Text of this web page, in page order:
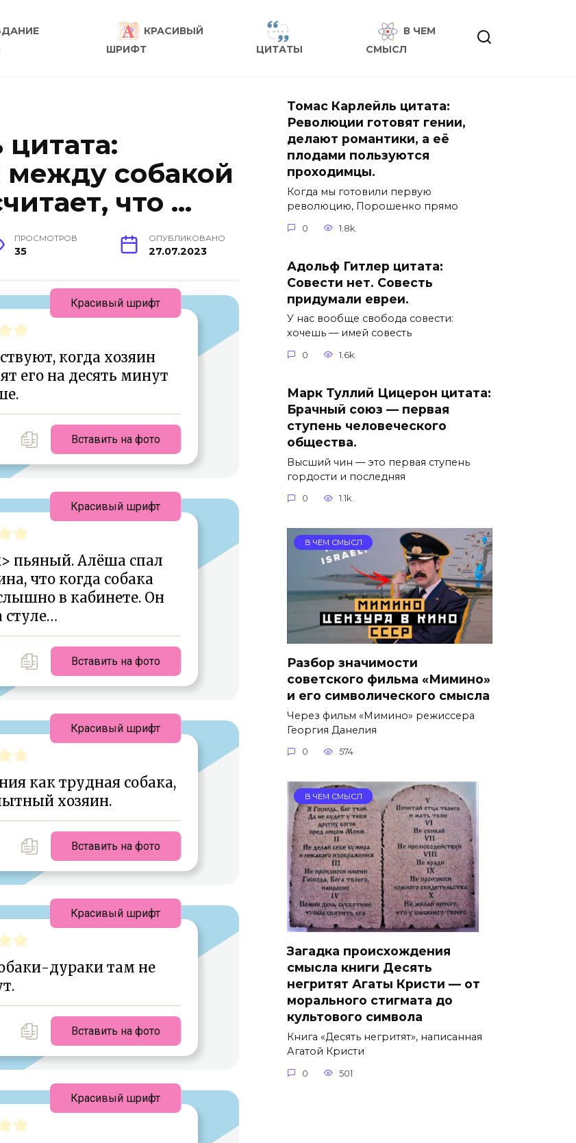
КРАСИВЫЙ
ШРИФТ
ЦИТАТЫ
В ЧЕМ
СМЫСЛ
между собакой
что …
ПРОСМОТРОВ
35
ОПУБЛИКОВАНО
27.07.2023
когда хозяин
его на десять минут
Вставить на фото
Красивый шрифт
пьяный. Алёша спал
что когда собака
в кабинете. Он
стуле…
Вставить на фото
Красивый шрифт
как трудная собака,
хозяин.
Вставить на фото
Красивый шрифт
дураки там не
Вставить на фото
Красивый шрифт
Красивый шрифт
Томас Карлейль цитата:
Революции готовят гении,
делают романтики, а её
плодами пользуются
проходимцы.
Когда мы готовили первую
революцию, Порошенко прямо
0 1.8k.
Адольф Гитлер цитата:
Совести нет. Совесть
придумали евреи.
У нас вообще свобода совести:
хочешь — имей совесть
0 1.6k.
Марк Туллий Цицерон цитата:
Брачный союз — первая
ступень человеческого
общества.
Высший чин — это первая ступень
гордости и последняя
0 1.1k.
В ЧЕМ СМЫСЛ
Разбор значимости
советского фильма «Мимино»
и его символического смысла
Через фильм «Мимино» режиссера
Георгия Данелия
0 574
В ЧЕМ СМЫСЛ
Загадка происхождения
смысла книги Десять
негритят Агаты Кристи — от
морального стигмата до
культового символа
Книга «Десять негритят», написанная
Агатой Кристи
0 501